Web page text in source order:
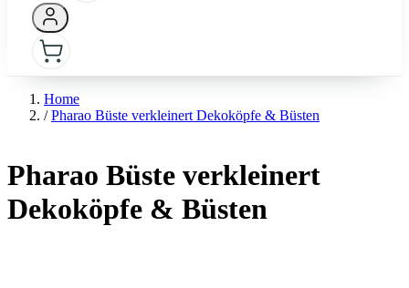
Home
/ Pharao Büste verkleinert Dekoköpfe & Büsten
Pharao Büste verkleinert
Dekoköpfe & Büsten